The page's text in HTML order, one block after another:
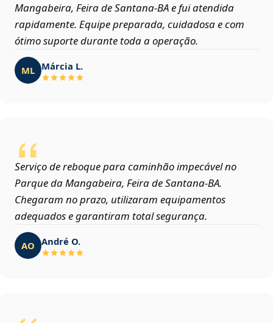
Mangabeira, Feira de Santana‑BA e fui atendida
rapidamente. Equipe preparada, cuidadosa e com
ótimo suporte durante toda a operação.
ML Márcia L.
Serviço de reboque para caminhão impecável no
Parque da Mangabeira, Feira de Santana‑BA.
Chegaram no prazo, utilizaram equipamentos
adequados e garantiram total segurança.
AO André O.